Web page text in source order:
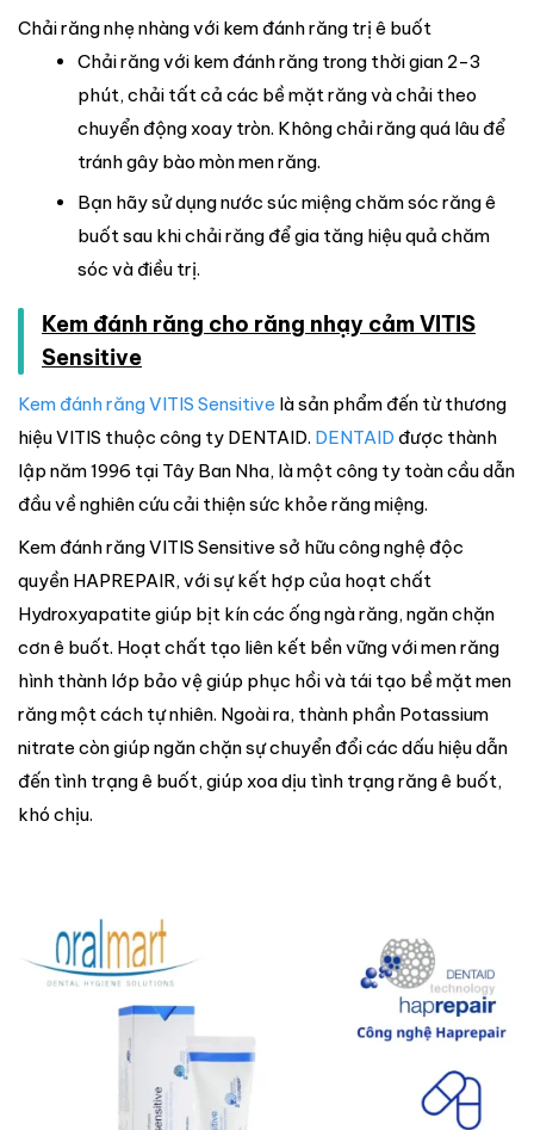
Chải răng nhẹ nhàng với kem đánh răng trị ê buốt
Chải răng với kem đánh răng trong thời gian 2-3
phút, chải tất cả các bề mặt răng và chải theo
chuyển động xoay tròn. Không chải răng quá lâu để
tránh gây bào mòn men răng.
Bạn hãy sử dụng nước súc miệng chăm sóc răng ê
buốt sau khi chải răng để gia tăng hiệu quả chăm
sóc và điều trị.
Kem đánh răng cho răng nhạy cảm VITIS
Sensitive
Kem đánh răng VITIS Sensitive là sản phẩm đến từ thương
hiệu VITIS thuộc công ty DENTAID. DENTAID được thành
lập năm 1996 tại Tây Ban Nha, là một công ty toàn cầu dẫn
đầu về nghiên cứu cải thiện sức khỏe răng miệng.
Kem đánh răng VITIS Sensitive sở hữu công nghệ độc
quyền HAPREPAIR, với sự kết hợp của hoạt chất
Hydroxyapatite giúp bịt kín các ống ngà răng, ngăn chặn
cơn ê buốt. Hoạt chất tạo liên kết bền vững với men răng
hình thành lớp bảo vệ giúp phục hồi và tái tạo bề mặt men
răng một cách tự nhiên. Ngoài ra, thành phần Potassium
nitrate còn giúp ngăn chặn sự chuyển đổi các dấu hiệu dẫn
đến tình trạng ê buốt, giúp xoa dịu tình trạng răng ê buốt,
khó chịu.